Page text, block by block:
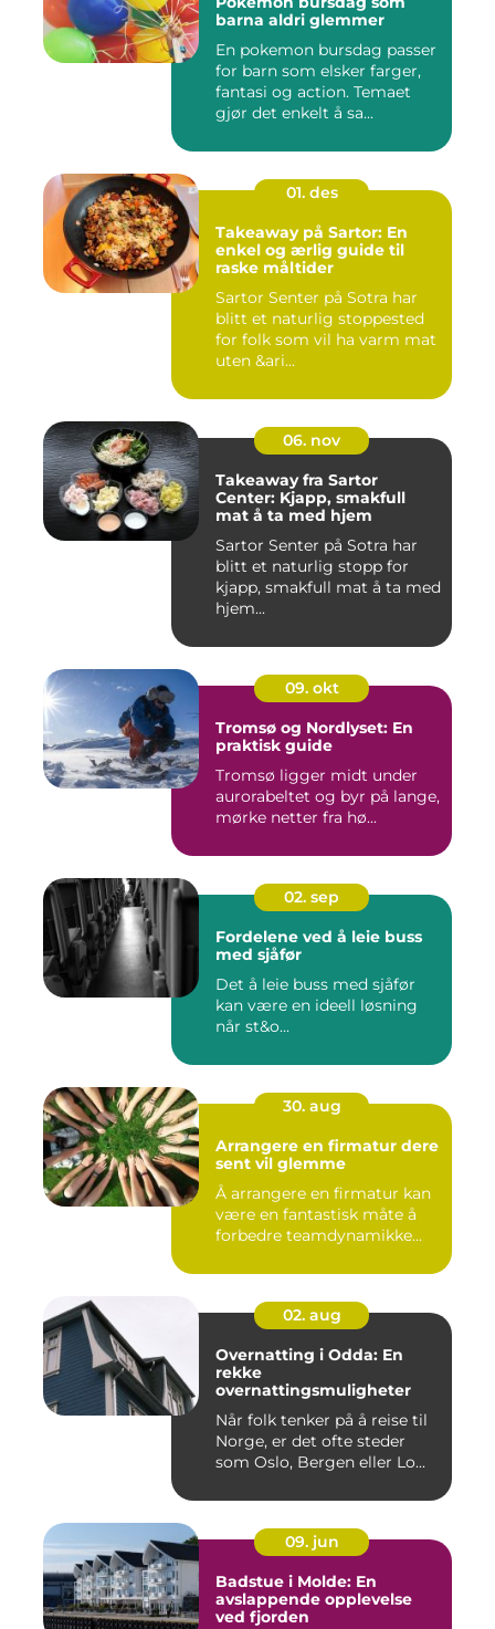
barna aldri glemmer
En pokemon bursdag passer
for barn som elsker farger,
fantasi og action. Temaet
gjør det enkelt å sa...
01. des
Takeaway på Sartor: En
enkel og ærlig guide til
raske måltider
Sartor Senter på Sotra har
blitt et naturlig stoppested
for folk som vil ha varm mat
uten &ari...
06. nov
Takeaway fra Sartor
Center: Kjapp, smakfull
mat å ta med hjem
Sartor Senter på Sotra har
blitt et naturlig stopp for
kjapp, smakfull mat å ta med
hjem...
09. okt
Tromsø og Nordlyset: En
praktisk guide
Tromsø ligger midt under
aurorabeltet og byr på lange,
mørke netter fra hø...
02. sep
Fordelene ved å leie buss
med sjåfør
Det å leie buss med sjåfør
kan være en ideell løsning
når st&o...
30. aug
Arrangere en firmatur dere
sent vil glemme
Å arrangere en firmatur kan
være en fantastisk måte å
forbedre teamdynamikke...
02. aug
Overnatting i Odda: En
rekke
overnattingsmuligheter
Når folk tenker på å reise til
Norge, er det ofte steder
som Oslo, Bergen eller Lo...
09. jun
Badstue i Molde: En
avslappende opplevelse
ved fjorden